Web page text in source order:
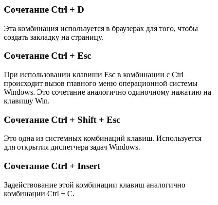
Сочетание Ctrl + D
Эта комбинация используется в браузерах для того, чтобы
создать закладку на страницу.
Сочетание Ctrl + Esc
При использовании клавиши Esc в комбинации с Ctrl
происходит вызов главного меню операционной системы
Windows. Это сочетание аналогично одиночному нажатию на
клавишу Win.
Сочетание Ctrl + Shift + Esc
Это одна из системных комбинаций клавиш. Используется
для открытия диспетчера задач Windows.
Сочетание Ctrl + Insert
Задействование этой комбинации клавиш аналогично
комбинации Ctrl + C.